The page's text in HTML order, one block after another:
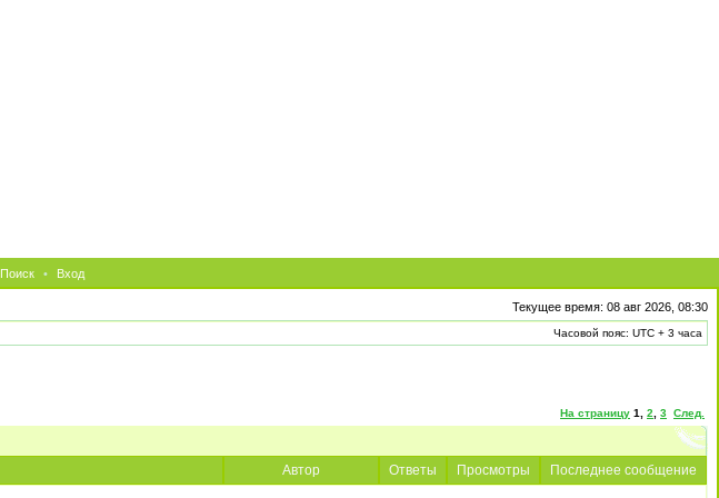
Поиск • Вход
Текущее время: 08 авг 2026, 08:30
Часовой пояс: UTC + 3 часа
На страницу 1 2 3 След.
Автор Ответы Просмотры Последнее сообщение